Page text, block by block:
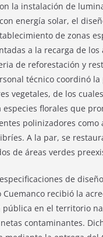
la instalación de
energía solar, el
de zonas
a la recarga de los
de reforestación y
técnico coordinó
vegetales, de los
florales que
polinizadores como
A la par, se
de áreas verdes
de
Cuemanco recibió la
en el territorio
contaminantes.